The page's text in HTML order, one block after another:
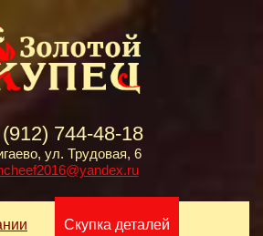
744-48-18
ул. Трудовая, 6
Скупка деталей